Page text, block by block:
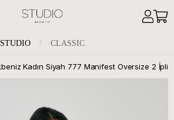
STUDIO / CLASSIC